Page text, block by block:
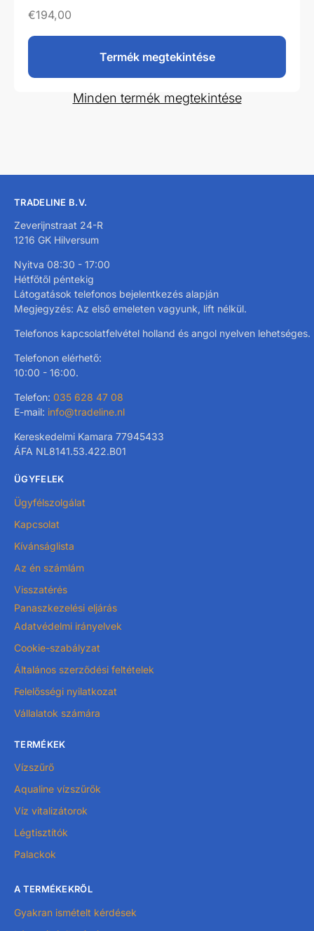
€194,00
Termék megtekintése
Minden termék megtekintése
TRADELINE B.V.
Zeverijnstraat 24-R
1216 GK Hilversum
Nyitva 08:30 - 17:00
Hétfőtől péntekig
Látogatások telefonos bejelentkezés alapján
Megjegyzés: Az első emeleten vagyunk, lift nélkül.
Telefonos kapcsolatfelvétel holland és angol nyelven lehetséges.
Telefonon elérhető:
10:00 - 16:00.
Telefon: 035 628 47 08
E-mail: info@tradeline.nl
Kereskedelmi Kamara 77945433
ÁFA NL8141.53.422.B01
ÜGYFELEK
Ügyfélszolgálat
Kapcsolat
Kívánságlista
Az én számlám
Visszatérés
Panaszkezelési eljárás
Adatvédelmi irányelvek
Cookie-szabályzat
Általános szerződési feltételek
Felelősségi nyilatkozat
Vállalatok számára
TERMÉKEK
Vízszűrő
Aqualine vízszűrők
Víz vitalizátorok
Légtisztítók
Palackok
A TERMÉKEKRŐL
Gyakran ismételt kérdések